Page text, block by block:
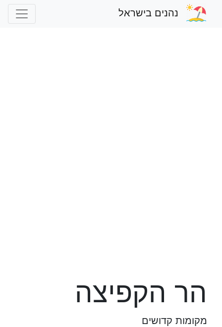
נהנים בישראל
הר הקפיצה
מקומות קדושים